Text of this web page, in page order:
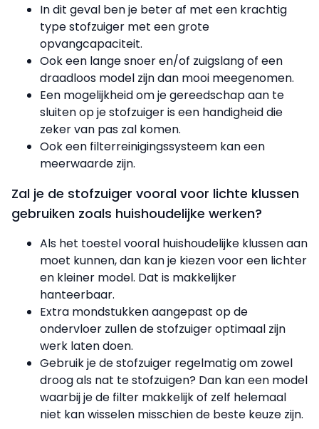
In dit geval ben je beter af met een krachtig
type stofzuiger met een grote
opvangcapaciteit.
Ook een lange snoer en/of zuigslang of een
draadloos model zijn dan mooi meegenomen.
Een mogelijkheid om je gereedschap aan te
sluiten op je stofzuiger is een handigheid die
zeker van pas zal komen.
Ook een filterreinigingssysteem kan een
meerwaarde zijn.
Zal je de stofzuiger vooral voor lichte klussen
gebruiken zoals huishoudelijke werken?
Als het toestel vooral huishoudelijke klussen aan
moet kunnen, dan kan je kiezen voor een lichter
en kleiner model. Dat is makkelijker
hanteerbaar.
Extra mondstukken aangepast op de
ondervloer zullen de stofzuiger optimaal zijn
werk laten doen.
Gebruik je de stofzuiger regelmatig om zowel
droog als nat te stofzuigen? Dan kan een model
waarbij je de filter makkelijk of zelf helemaal
niet kan wisselen misschien de beste keuze zijn.